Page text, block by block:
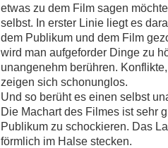
etwas zu dem Film sagen
selbst. In erster Linie liegt es
dem Publikum und dem Film
wird man aufgeforder Dinge zu
unangenehm berühren.
zeigen sich schonunglos.
Und so berüht es einen selbst
Die Machart des Filmes ist sehr
Publikum zu schockieren. Das
förmlich im Halse stecken.